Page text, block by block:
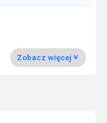
Zobacz więcej